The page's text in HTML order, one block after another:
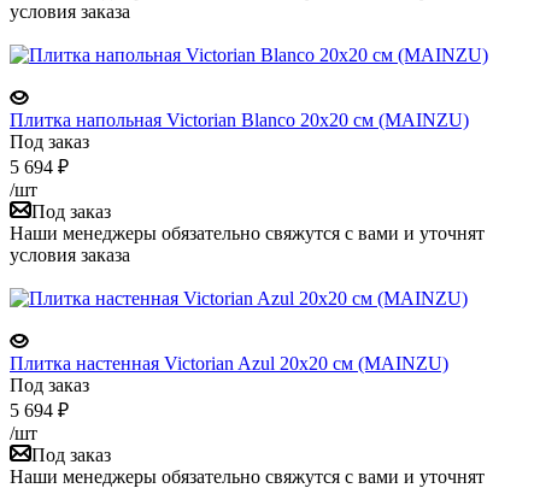
условия заказа
Плитка напольная Victorian Blanco 20x20 см (MAINZU)
Под заказ
5 694 ₽
/шт
Под заказ
Наши менеджеры обязательно свяжутся с вами и уточнят
условия заказа
Плитка настенная Victorian Azul 20x20 см (MAINZU)
Под заказ
5 694 ₽
/шт
Под заказ
Наши менеджеры обязательно свяжутся с вами и уточнят